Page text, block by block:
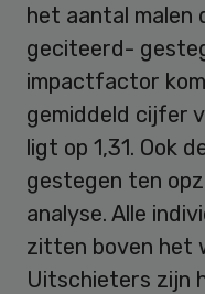
het aantal malen
geciteerd-
impactfactor
gemiddeld cijfer
ligt op 1,31. Ook
gestegen ten
analyse. Alle
zitten boven het
Uitschieters zijn